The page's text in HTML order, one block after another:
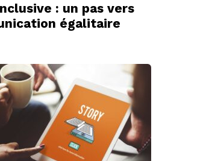
: un pas vers
égalitaire